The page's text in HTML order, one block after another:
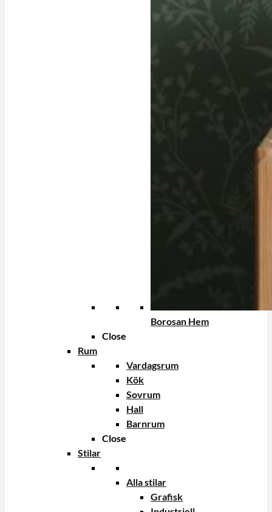
Borosan Hem
Close
Rum
Vardagsrum
Kök
Sovrum
Hall
Barnrum
Close
Stilar
Alla stilar
Grafisk